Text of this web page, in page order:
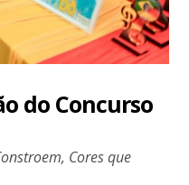
do Concurso
Cores que